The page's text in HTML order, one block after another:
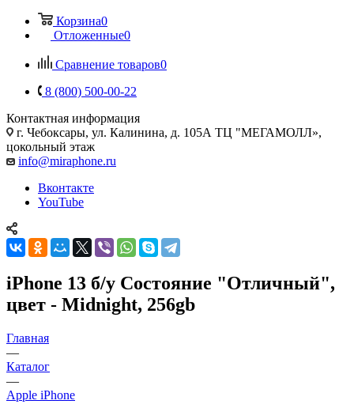
Корзина0
Отложенные0
Сравнение товаров0
8 (800) 500-00-22
Контактная информация
г. Чебоксары, ул. Калинина, д. 105А ТЦ "МЕГАМОЛЛ»,
цокольный этаж
info@miraphone.ru
Вконтакте
YouTube
iPhone 13 б/у Состояние "Отличный",
цвет - Midnight, 256gb
Главная
—
Каталог
—
Apple iPhone